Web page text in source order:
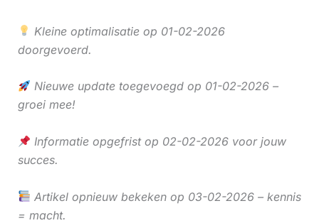
Kleine optimalisatie op 01-02-2026
doorgevoerd.
Nieuwe update toegevoegd op 01-02-2026 –
groei mee!
Informatie opgefrist op 02-02-2026 voor jouw
succes.
Artikel opnieuw bekeken op 03-02-2026 – kennis
= macht.